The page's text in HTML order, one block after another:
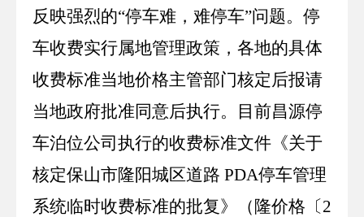
反映强烈的“停车难，难停车”问题。停
车收费实行属地管理政策，各地的具体
收费标准当地价格主管部门核定后报请
当地政府批准同意后执行。目前昌源停
车泊位公司执行的收费标准文件《关于
核定保山市隆阳城区道路 PDA停车管理
系统临时收费标准的批复》（隆价格〔2